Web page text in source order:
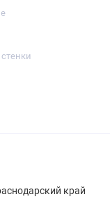
край